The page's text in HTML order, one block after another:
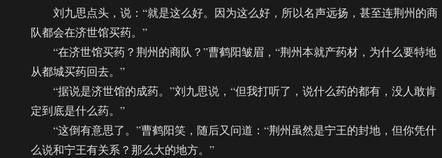
刘九思点头，说：“就是这么好。因为这么好，所以名声远扬，甚至连荆州的商
队都会在济世馆买药。”
“在济世馆买药？荆州的商队？”曹鹤阳皱眉，“荆州本就产药材，为什么要特地
从都城买药回去。”
“据说是济世馆的成药。”刘九思说，“但我打听了，说什么药的都有，没人敢肯
定到底是什么药。”
“这倒有意思了。”曹鹤阳笑，随后又问道：“荆州虽然是宁王的封地，但你凭什
么说和宁王有关系？那么大的地方。”